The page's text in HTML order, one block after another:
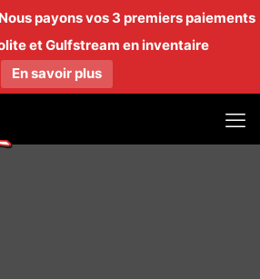
payons vos 3 premiers paiements
et Gulfstream en inventaire
En savoir plus